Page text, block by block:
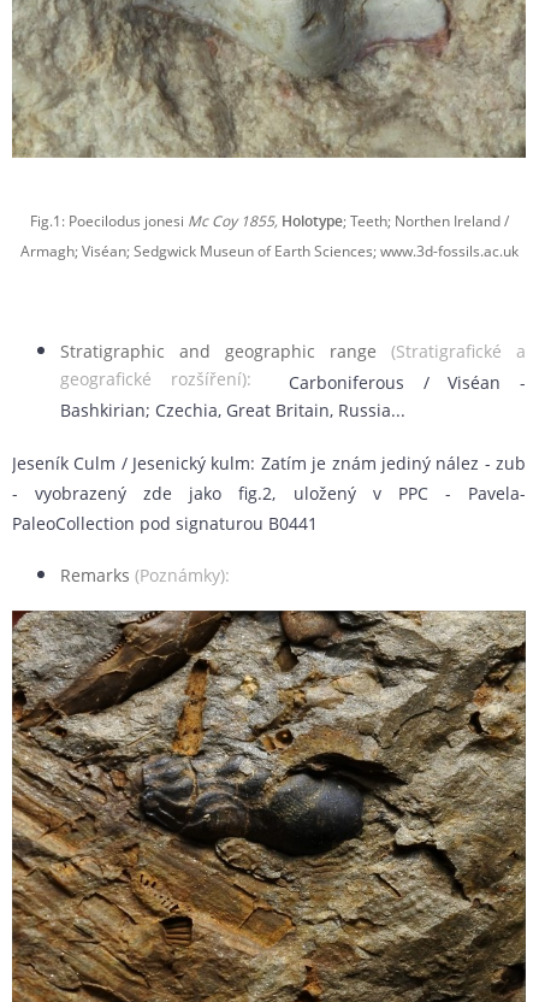
Fig.1: Poecilodus jonesi Mc Coy 1855, Holotype; Teeth; Northen Ireland /
Armagh; Viséan; Sedgwick Museun of Earth Sciences; www.3d-fossils.ac.uk
Stratigraphic and geographic range (Stratigrafické a
geografické rozšíření): Carboniferous / Viséan -
Bashkirian; Czechia, Great Britain, Russia...
Jeseník Culm / Jesenický kulm: Zatím je znám jediný nález - zub
- vyobrazený zde jako fig.2, uložený v PPC - Pavela-
PaleoCollection pod signaturou B0441
Remarks (Poznámky):